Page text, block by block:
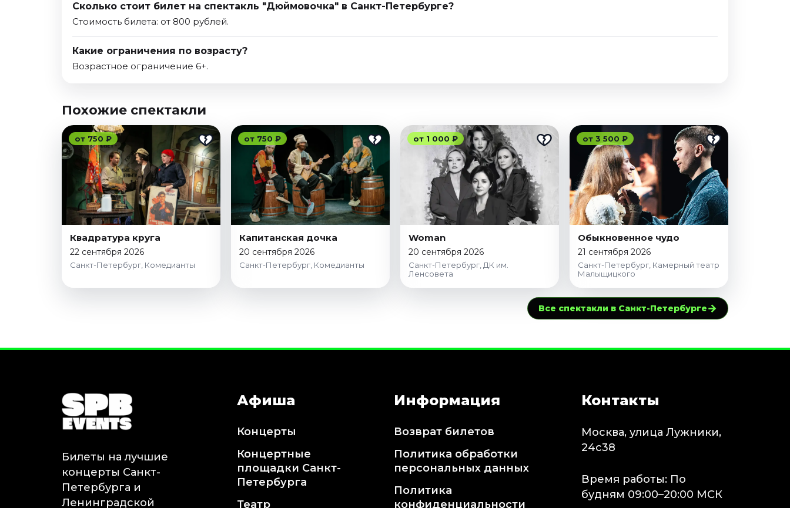
Сколько стоит билет на спектакль "Дюймовочка" в Санкт-Петербурге?
Стоимость билета: от 800 рублей.
Какие ограничения по возрасту?
Возрастное ограничение 6+.
Похожие спектакли
от 750 ₽
Квадратура круга
22 сентября 2026
Санкт-Петербург, Комедианты
от 750 ₽
Капитанская дочка
20 сентября 2026
Санкт-Петербург, Комедианты
от 1 000 ₽
Woman
20 сентября 2026
Санкт-Петербург, ДК им.
Ленсовета
от 3 500 ₽
Обыкновенное чудо
21 сентября 2026
Санкт-Петербург, Камерный театр
Малыщицкого
Все спектакли в Санкт-Петербурге→
Билеты на лучшие
концерты Санкт-
Петербурга и
Ленинградской
Афиша
Концерты
Концертные
площадки Санкт-
Петербурга
Театр
Информация
Возврат билетов
Политика обработки
персональных данных
Политика
конфиденциальности
Контакты
Москва, улица Лужники,
24с38
Время работы: По
будням 09:00–20:00 МСК